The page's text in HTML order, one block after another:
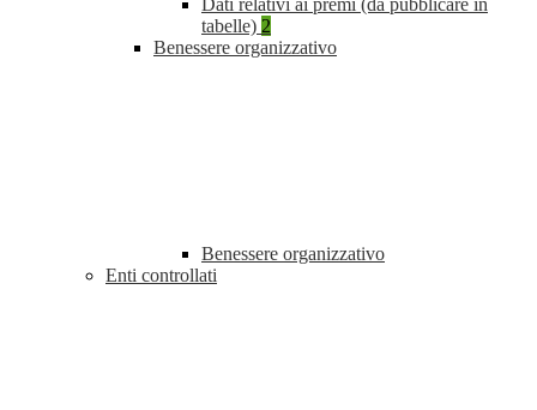
Dati relativi ai premi (da pubblicare in
tabelle) 2
Benessere organizzativo
Benessere organizzativo
Enti controllati